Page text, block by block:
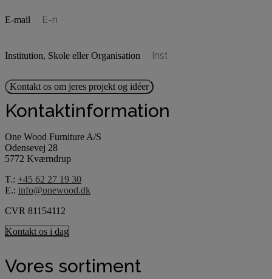
E-mail
Institution, Skole eller Organisation
Kontakt os om jeres projekt og idéer
Kontaktinformation
One Wood Furniture A/S
Odensevej 28
5772 Kværndrup
T.: +45 62 27 19 30
E.: info@onewood.dk
CVR 81154112
Kontakt os i dag
Vores sortiment